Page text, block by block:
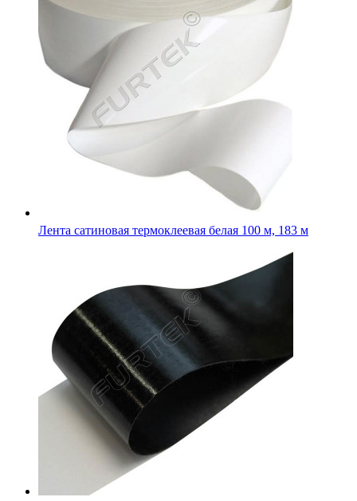
Лента сатиновая термоклеевая белая 100 м, 183 м